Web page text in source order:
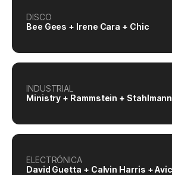
DISCO
Bee Gees + Irene Cara + Chic
INDUSTRIAL
Ministry + Rammstein + Stahlmann
ELECTRÓNICA
David Guetta + Calvin Harris +